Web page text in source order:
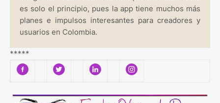
es solo el principio, pues la app tiene muchos más
planes e impulsos interesantes para creadores y
usuarios en Colombia.
*****